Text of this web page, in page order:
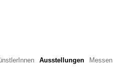
Ausstellungen Messen